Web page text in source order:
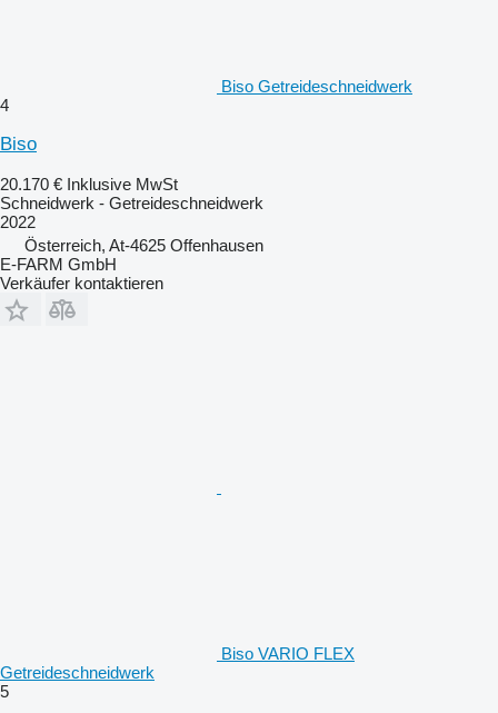
Biso Getreideschneidwerk
4
Biso
20.170 € Inklusive MwSt
Schneidwerk - Getreideschneidwerk
2022
Österreich, At-4625 Offenhausen
E-FARM GmbH
Verkäufer kontaktieren
Biso VARIO FLEX
Getreideschneidwerk
5